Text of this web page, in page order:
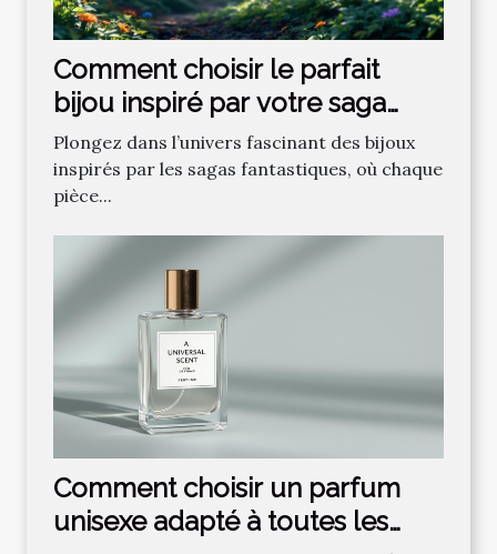
Comment choisir le parfait
bijou inspiré par votre saga
fantastique préférée ?
Plongez dans l’univers fascinant des bijoux
inspirés par les sagas fantastiques, où chaque
pièce...
Comment choisir un parfum
unisexe adapté à toutes les